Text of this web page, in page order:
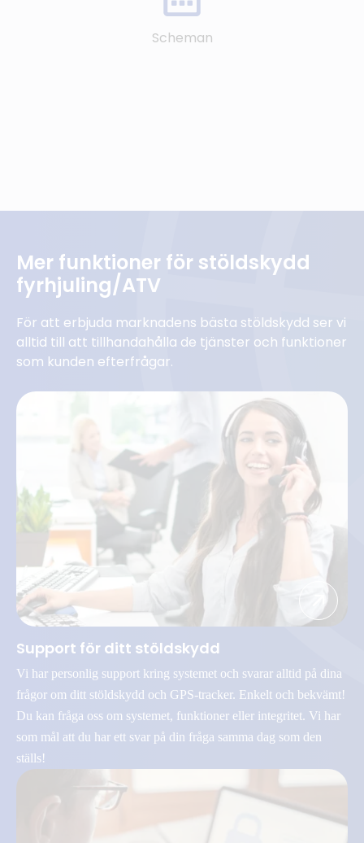
Scheman
Mer funktioner för stöldskydd
fyrhjuling/ATV
För att erbjuda marknadens bästa stöldskydd ser vi
alltid till att tillhandahålla de tjänster och funktioner
som kunden efterfrågar.
Support för ditt stöldskydd
Vi har personlig support kring systemet och svarar alltid på dina
frågor om ditt stöldskydd och GPS-tracker. Enkelt och bekvämt!
Du kan fråga oss om systemet, funktioner eller integritet. Vi har
som mål att du har ett svar på din fråga samma dag som den
ställs!